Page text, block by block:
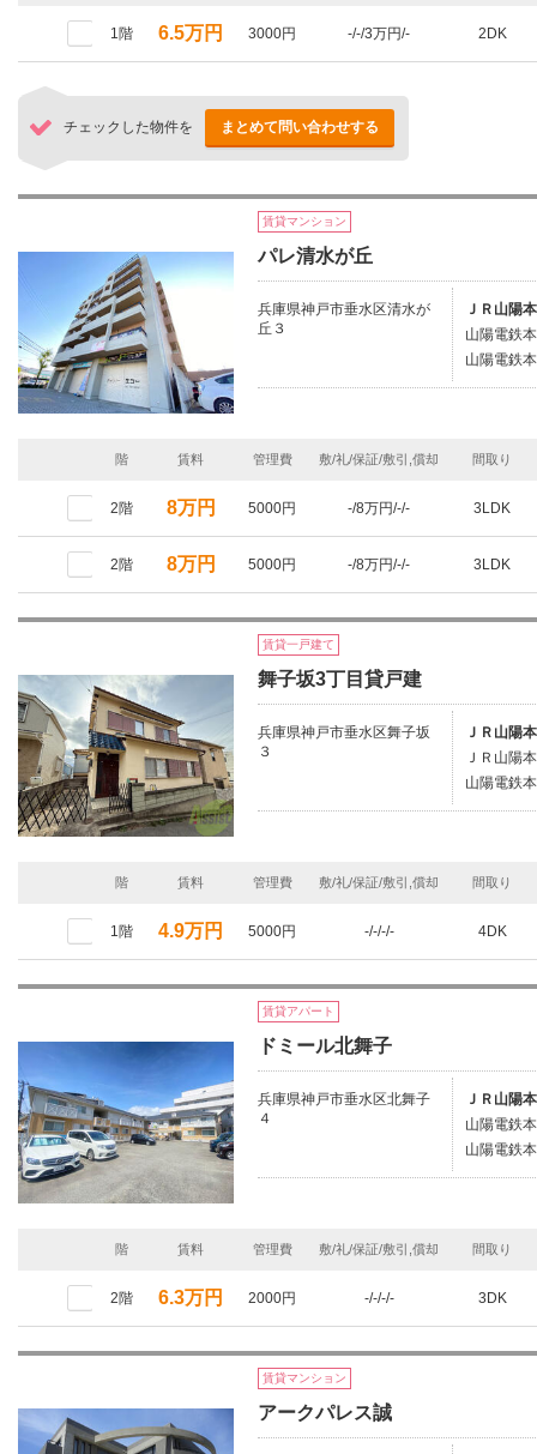
1階 6.5万円 3000円 -/-/3万円/- 2DK
チェックした物件を まとめて問い合わせする
賃貸マンション
パレ清水が丘
兵庫県神戸市垂水区清水が
丘３
ＪＲ山陽
山陽電鉄
山陽電鉄
階 賃料 管理費 敷/礼/保証/敷引,償却 間取り
2階 8万円 5000円 -/8万円/-/- 3LDK
2階 8万円 5000円 -/8万円/-/- 3LDK
賃貸一戸建て
舞子坂3丁目貸戸建
兵庫県神戸市垂水区舞子坂
３
ＪＲ山陽
ＪＲ山陽
山陽電鉄
階 賃料 管理費 敷/礼/保証/敷引,償却 間取り
1階 4.9万円 5000円 -/-/-/- 4DK
賃貸アパート
ドミール北舞子
兵庫県神戸市垂水区北舞子
４
ＪＲ山陽
山陽電鉄
山陽電鉄
階 賃料 管理費 敷/礼/保証/敷引,償却 間取り
2階 6.3万円 2000円 -/-/-/- 3DK
賃貸マンション
アークパレス誠